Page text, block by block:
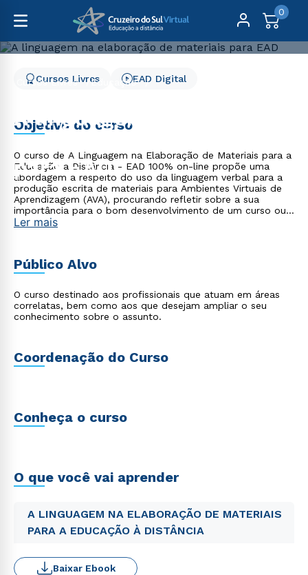
0
Cursos Livres
Educação
A linguagem na
elaboração de materiais
para EAD
Cursos Livres EAD Digital
Objetivo do curso
O curso de A Linguagem na Elaboração de Materiais para a
Educação a Distância - EAD 100% on-line propõe uma
abordagem a respeito do uso da linguagem verbal para a
produção escrita de materiais para Ambientes Virtuais de
Aprendizagem (AVA), procurando refletir sobre a sua
importância para o bom desenvolvimento de um curso ou
de uma disciplina em AVA. Nele, você poderá conhecer
será capaz de aplicar os conceitos abordados em
situações cotidianas na elaboração de materiais para a
Ler mais
Público Alvo
O curso destinado aos profissionais que atuam em áreas
correlatas, bem como aos que desejam ampliar o seu
conhecimento sobre o assunto.
Coordenação do Curso
Conheça o curso
O que você vai aprender
A LINGUAGEM NA ELABORAÇÃO DE MATERIAIS
PARA A EDUCAÇÃO À DISTÂNCIA
Baixar Ebook